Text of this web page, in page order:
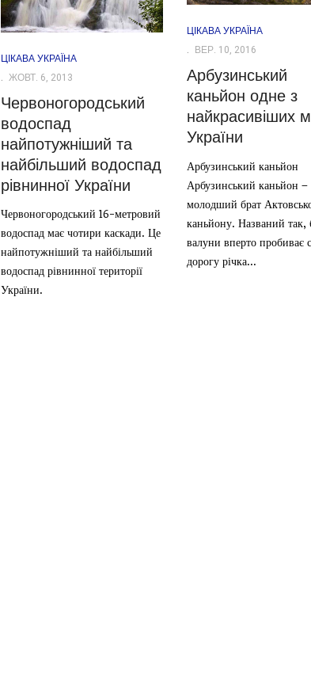
ЦІКАВА УКРАЇНА
ЖОВТ. 6, 2013
Червоногородський
водоспад
найпотужніший та
найбільший водоспад
рівнинної України
Червоногородський 16-метровий
водоспад має чотири каскади. Це
найпотужніший та найбільший
водоспад рівнинної території
України.
ЦІКАВА УКРАЇНА
ВЕР. 10, 2016
Арбузинський
каньйон одне з
найкрасивіших
України
Арбузинський каньйон
Арбузинський каньйон –
молодший брат
каньйону. Названий так,
валуни вперто пробиває
дорогу річка...